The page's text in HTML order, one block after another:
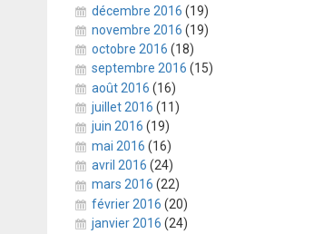
décembre 2016 (19)
novembre 2016 (19)
octobre 2016 (18)
septembre 2016 (15)
août 2016 (16)
juillet 2016 (11)
juin 2016 (19)
mai 2016 (16)
avril 2016 (24)
mars 2016 (22)
février 2016 (20)
janvier 2016 (24)